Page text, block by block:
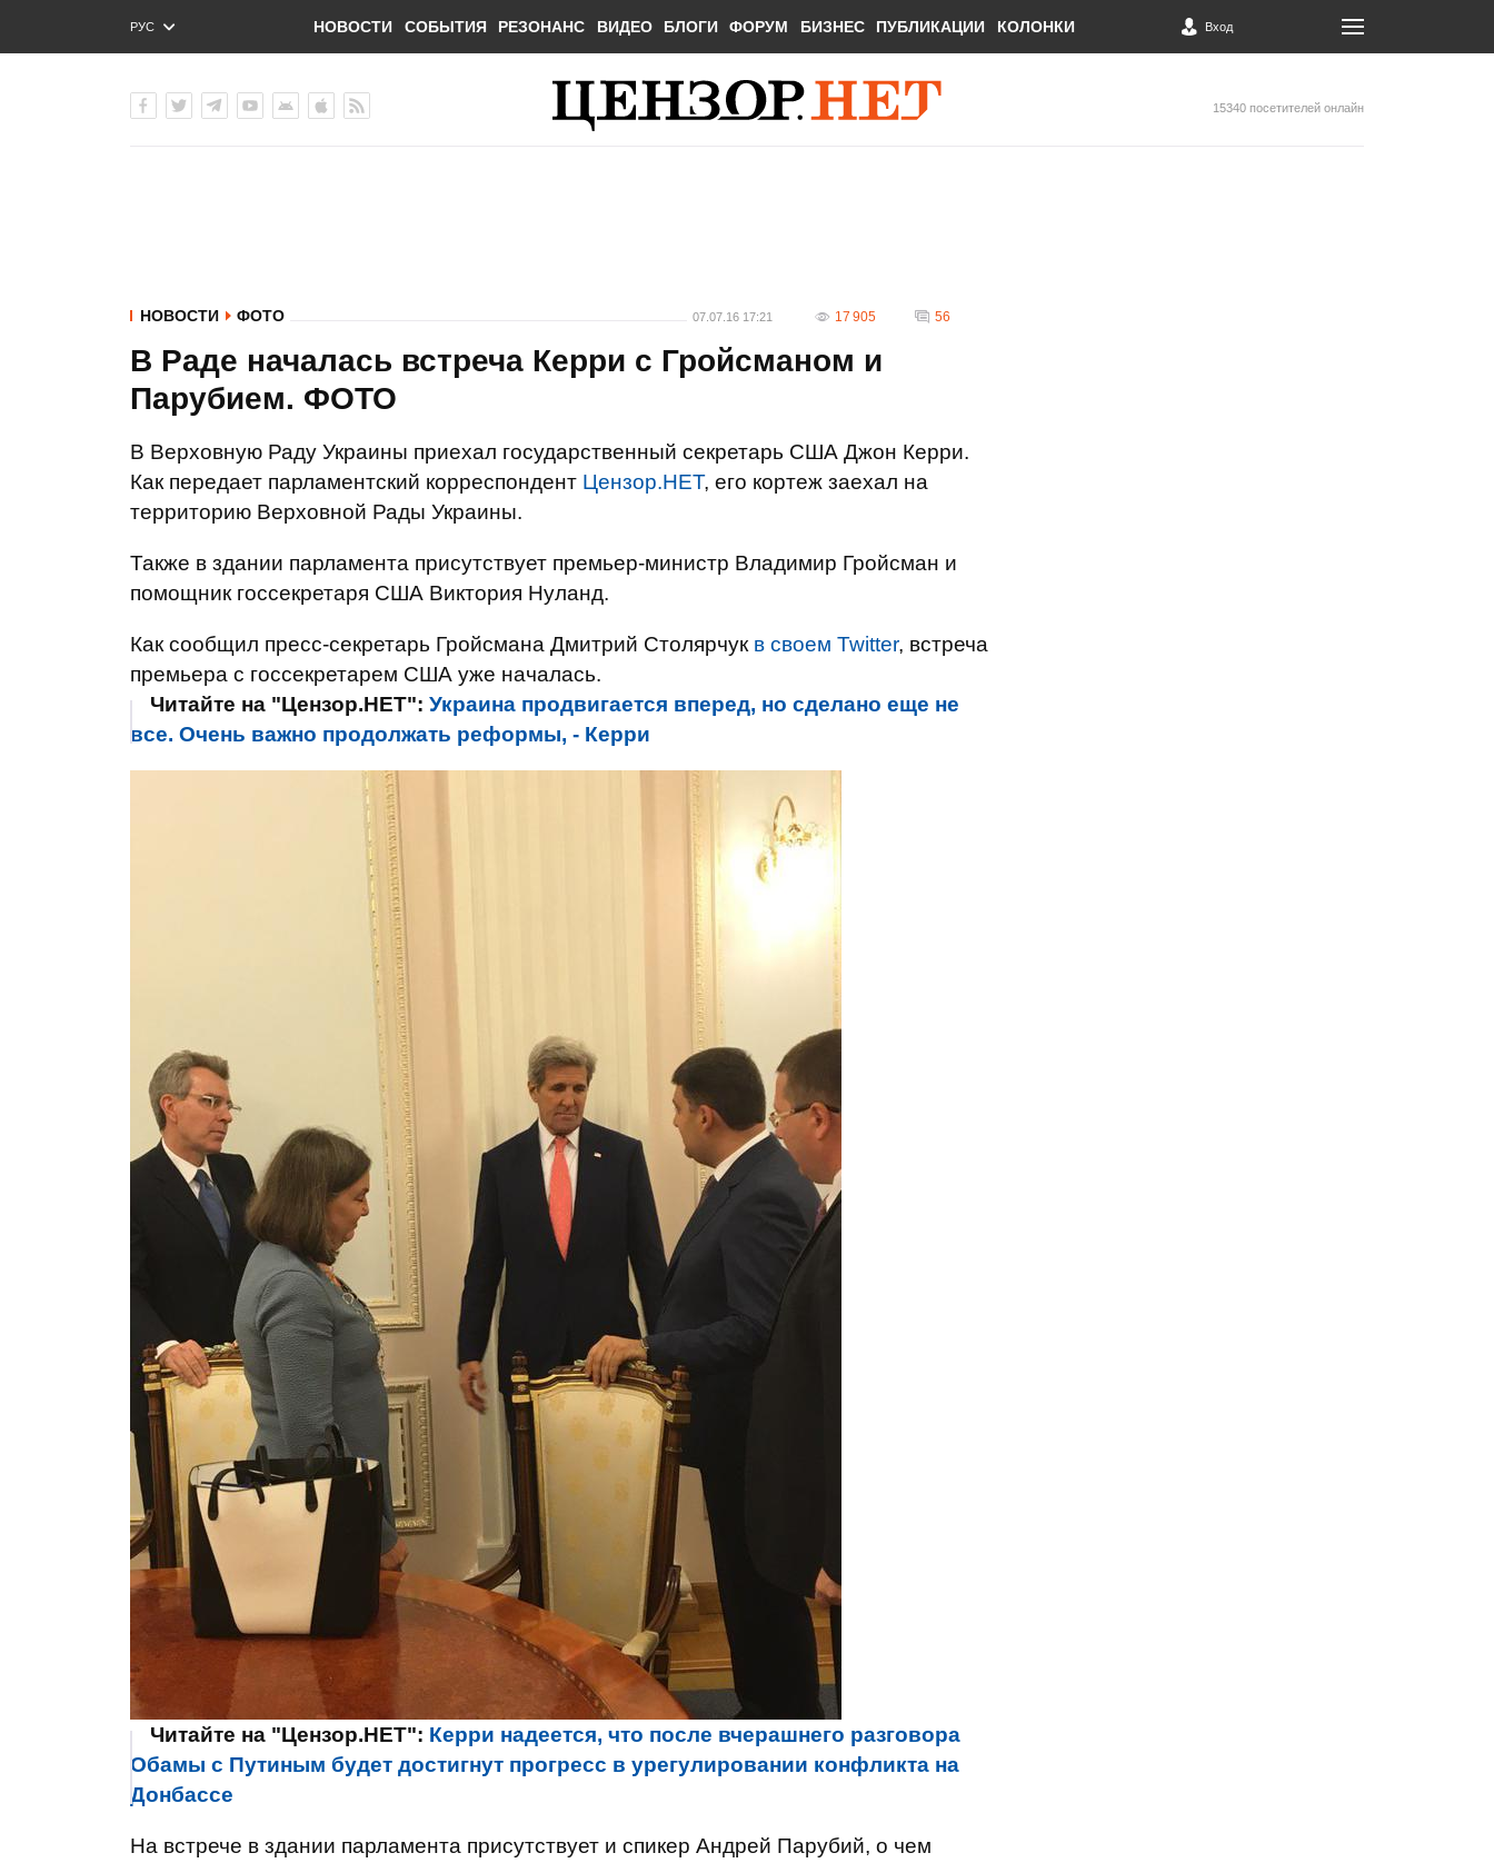
РУС
ENG
НОВОСТИ СОБЫТИЯ РЕЗОНАНС ВИДЕО БЛОГИ ФОРУМ БИЗНЕС ПУБЛИКАЦИИ КОЛОНКИ Вход
15340 посетителей онлайн
НОВОСТИ ФОТО 07.07.16 17:21 17 905 56
В Раде началась встреча Керри с Гройсманом и
Парубием. ФОТО
В Верховную Раду Украины приехал государственный секретарь США Джон Керри.
Как передает парламентский корреспондент Цензор.НЕТ, его кортеж заехал на
территорию Верховной Рады Украины.
Также в здании парламента присутствует премьер-министр Владимир Гройсман и
помощник госсекретаря США Виктория Нуланд.
Как сообщил пресс-секретарь Гройсмана Дмитрий Столярчук в своем Twitter, встреча
премьера с госсекретарем США уже началась.
Читайте на "Цензор.НЕТ": Украина продвигается вперед, но сделано еще не
все. Очень важно продолжать реформы, - Керри
Читайте на "Цензор.НЕТ": Керри надеется, что после вчерашнего разговора
Обамы с Путиным будет достигнут прогресс в урегулировании конфликта на
Донбассе
На встрече в здании парламента присутствует и спикер Андрей Парубий, о чем